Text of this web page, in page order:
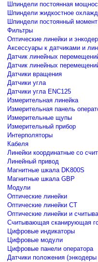
Шпиндели постоянная
Шпиндели жидкостное
Шпиндели постоянный
Фильтры
Оптические линейки и
Аксессуары к датчиками и
Датчик линейных
Датчик линейных
Датчики вращения
Датчики угла
Датчики угла ENC125
Измерительная линейка
Измерительная панель
Измерительные щупы
Измерительный прибор
Интерполяторы
Кабеля
Линейки координатные со
Линейный привод
Магнитные шкала DK800S
Магнитные шкала GBP
Модули
Оптические линейки
Оптические линейки CT
Оптические линейки и
Считывающая сканирующая
Цифровые индикаторы
Цифровые модули
Цифровые панели оператора
Датчики положения